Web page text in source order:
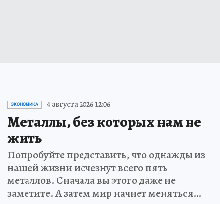
ЭКОНОМИКА 4 августа 2026 12:06
Металлы, без которых нам не
жить
Попробуйте представить, что однажды из
нашей жизни исчезнут всего пять
металлов. Сначала вы этого даже не
заметите. А затем мир начнет меняться…